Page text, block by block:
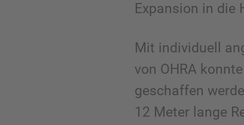
Expansion in die
Mit individuell
von OHRA
geschaffen
12 Meter lange